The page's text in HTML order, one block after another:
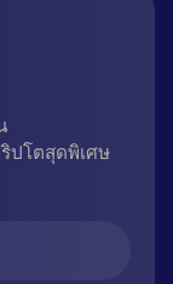
ปโตสุดพิเศษ